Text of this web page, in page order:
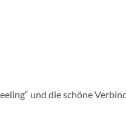
und die schöne